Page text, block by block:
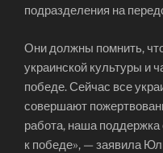
подразделения на
Они должны помнить,
украинской культуры и
победе. Сейчас все
совершают
работа, наша поддержка
к победе», — заявила